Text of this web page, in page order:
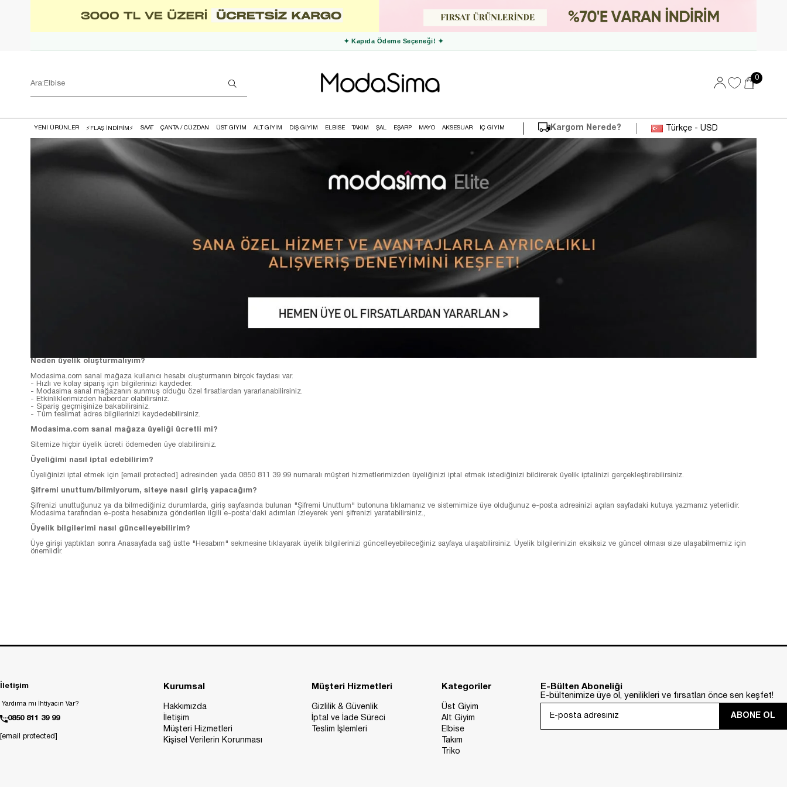
✦ Kapıda Ödeme Seçeneği! ✦
0
YENİ ÜRÜNLER ⚡FLAŞ İNDİRİM⚡ SAAT ÇANTA / CÜZDAN ÜST GİYİM ALT GİYİM DIŞ GİYİM ELBİSE TAKIM ŞAL EŞARP MAYO AKSESUAR İÇ GİYİM Kargom Nerede? Türkçe - USD
Neden üyelik oluşturmalıyım?
Modasima.com sanal mağaza kullanıcı hesabı oluşturmanın birçok faydası var.
- Hızlı ve kolay sipariş için bilgilerinizi kaydeder.
- Modasima sanal mağazanın sunmuş olduğu özel fırsatlardan yararlanabilirsiniz.
- Etkinliklerimizden haberdar olabilirsiniz.
- Sipariş geçmişinize bakabilirsiniz.
- Tüm teslimat adres bilgilerinizi kaydedebilirsiniz.
Modasima.com sanal mağaza üyeliği ücretli mi?
Sitemize hiçbir üyelik ücreti ödemeden üye olabilirsiniz.
Üyeliğimi nasıl iptal edebilirim?
Üyeliğinizi iptal etmek için [email protected] adresinden yada 0850 811 39 99 numaralı müşteri hizmetlerimizden üyeliğinizi iptal etmek istediğinizi bildirerek üyelik iptalinizi gerçekleştirebilirsiniz.
Şifremi unuttum/bilmiyorum, siteye nasıl giriş yapacağım?
Şifrenizi unuttuğunuz ya da bilmediğiniz durumlarda, giriş sayfasında bulunan "Şifremi Unuttum" butonuna tıklamanız ve sistemimize üye olduğunuz e-posta adresinizi açılan sayfadaki kutuya yazmanız yeterlidir.
Modasima tarafından e-posta hesabınıza gönderilen ilgili e-posta'daki adımları izleyerek yeni şifrenizi yaratabilirsiniz.,
Üyelik bilgilerimi nasıl güncelleyebilirim?
Üye girişi yaptıktan sonra Anasayfada sağ üstte "Hesabım" sekmesine tıklayarak üyelik bilgilerinizi güncelleyebileceğiniz sayfaya ulaşabilirsiniz. Üyelik bilgilerinizin eksiksiz ve güncel olması size ulaşabilmemiz için
önemlidir.
İletişim
Yardıma mı İhtiyacın Var?
0850 811 39 99
[email protected]
Kurumsal
Hakkımızda
İletişim
Müşteri Hizmetleri
Kişisel Verilerin Korunması
Müşteri Hizmetleri
Gizlilik & Güvenlik
İptal ve İade Süreci
Teslim İşlemleri
Kategoriler
Üst Giyim
Alt Giyim
Elbise
Takım
Triko
E-Bülten Aboneliği
E-bültenimize üye ol, yenilikleri ve fırsatları önce sen keşfet!
ABONE OL